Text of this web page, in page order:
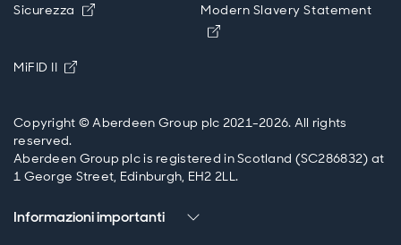
Sicurezza Opens in new windowModern Slavery Statement
Opens in new window
MiFID II Opens in new window
Copyright © Aberdeen Group plc 2021-2026. All rights
reserved.
Aberdeen Group plc is registered in Scotland (SC286832) at
1 George Street, Edinburgh, EH2 2LL.
Informazioni importanti